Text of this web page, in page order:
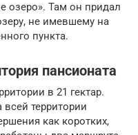
озеро». Там он придал
не имевшему на
пункта.
пансионата
в 21 гектар.
территории
как коротких,